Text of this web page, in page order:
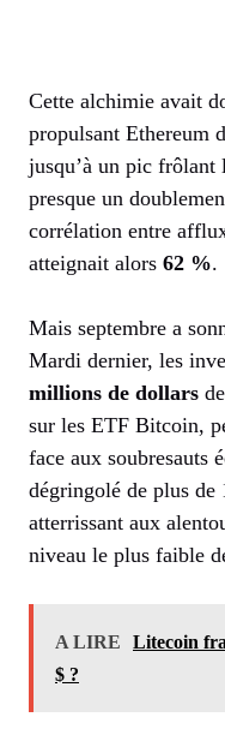
Cette alchimie avait
propulsant Ethereum
jusqu’à un pic frôlant
presque un
corrélation entre
atteignait alors 62 %.
Mais septembre a
Mardi dernier, les
millions de dollars
sur les ETF Bitcoin,
face aux soubresauts
dégringolé de plus de
atterrissant aux
niveau le plus faible
A LIRE
Litecoin
$ ?